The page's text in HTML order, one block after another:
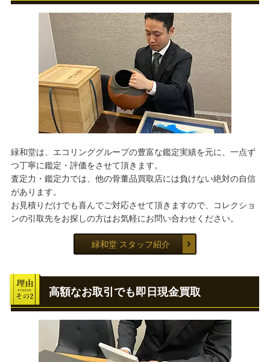
緑和堂は、エコリンググループの豊富な鑑定実績を元に、一点ず
つ丁寧に鑑定・評価をさせて頂きます。
査定力・鑑定力では、他の骨董品買取店には負けない絶対の自信
があります。
お見積りだけでも喜んでご対応させて頂きますので、コレクショ
ンの引取先をお探しの方はお気軽にお問い合わせください。
緑和堂 スタッフ紹介
高額なお取引でも即日現金買取